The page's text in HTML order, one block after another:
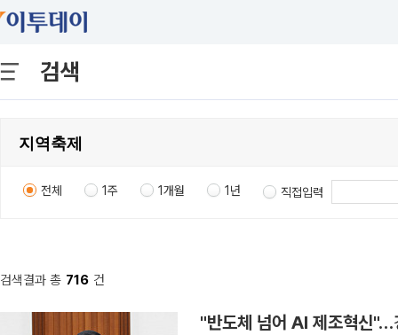
검색
전체 1주 1개월 1년 직접입력
검색결과 총 716 건
"반도체 넘어 AI 제조혁신"…